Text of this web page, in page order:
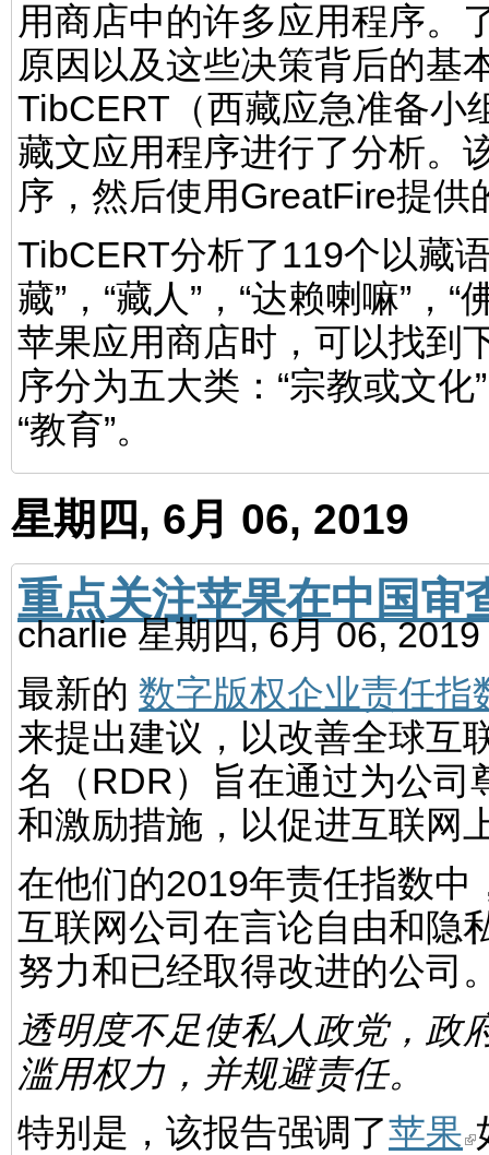
用商店中的许多应用程序。
原因以及这些决策背后的基
TibCERT（西藏应急准备小
藏文应用程序进行了分析。
序，然后使用GreatFire提供
TibCERT分析了119个以藏
藏”，“藏人”，“达赖喇嘛”，
苹果应用商店时，可以找到
序分为五大类：“宗教或文化
“教育”。
星期四, 6月 06, 2019
重点关注苹果在中国审
charlie星期四, 6月 06, 2019
最新的 数字版权企业责任指
来提出建议，以改善全球互
名（RDR）旨在通过为公司
和激励措施，以促进互联网
在他们的2019年责任指数
互联网公司在言论自由和隐
努力和已经取得改进的公司
透明度不足使私人政党，政
滥用权力，并规避责任。
特别是，该报告强调了苹果